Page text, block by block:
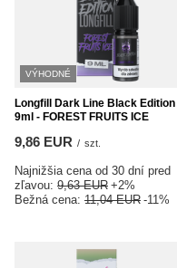
VÝHODNÉ
Longfill Dark Line Black Edition
9ml - FOREST FRUITS ICE
9,86 EUR / szt.
Najnižšia cena od 30 dní pred
zľavou: 9,63 EUR +2%
Bežná cena: 11,04 EUR -11%